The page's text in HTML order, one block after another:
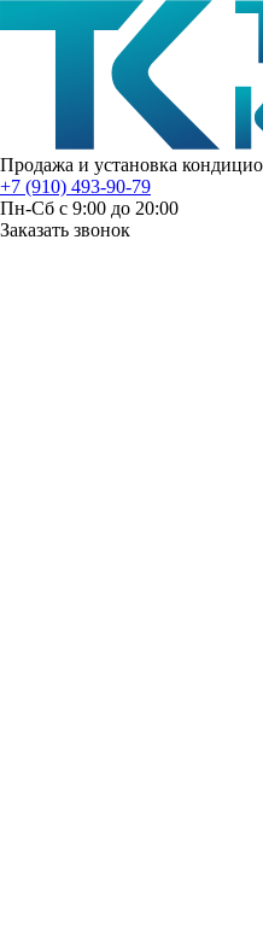
Продажа и установка
+7 (910) 493-90-79
Пн-Сб с 9:00 до 20:00
Заказать звонок